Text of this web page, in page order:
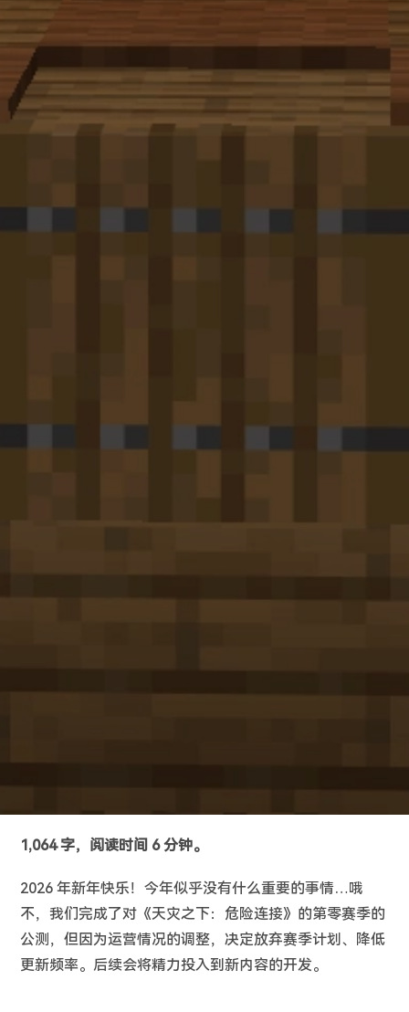
1,064 字，阅读时间 6 分钟。
2026 年新年快乐！今年似乎没有什么重要的事情…哦
不，我们完成了对《天灾之下：危险连接》的第零赛季的
公测，但因为运营情况的调整，决定放弃赛季计划、降低
更新频率。后续会将精力投入到新内容的开发。